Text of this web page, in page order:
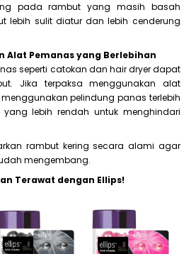
pada rambut yang masih basah
lebih sulit diatur dan lebih cenderung
Alat Pemanas yang Berlebihan
seperti catokan dan hair dryer dapat
Jika terpaksa menggunakan alat
pelindung panas terlebih
lebih rendah untuk menghindari
rambut kering secara alami agar
mengembang.
Terawat dengan Ellips!